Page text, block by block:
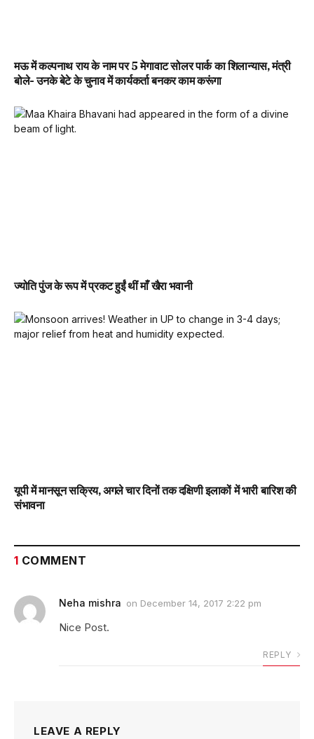
मऊ में कल्पनाथ राय के नाम पर 5 मेगावाट सोलर पार्क का शिलान्यास, मंत्री
बोले- उनके बेटे के चुनाव में कार्यकर्ता बनकर काम करूंगा
ज्योति पुंज के रूप में प्रकट हुईं थीं माँ खैरा भवानी
यूपी में मानसून सक्रिय, अगले चार दिनों तक दक्षिणी इलाकों में भारी बारिश की
संभावना
1 COMMENT
Neha mishra on December 14, 2017 2:22 pm
Nice Post.
REPLY
LEAVE A REPLY